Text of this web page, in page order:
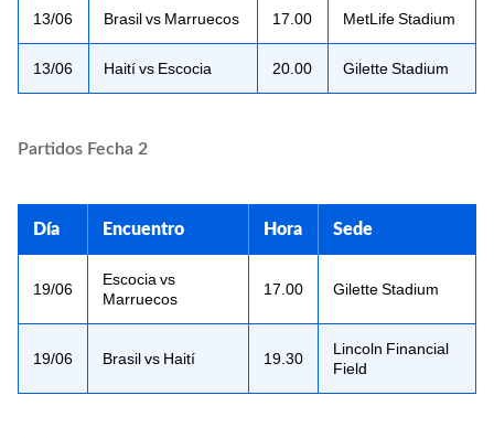
13/06 Brasil vs Marruecos 17.00 MetLife Stadium
13/06 Haití vs Escocia 20.00 Gilette Stadium
Partidos Fecha 2
Día Encuentro Hora Sede
19/06
Escocia vs
Marruecos
17.00 Gilette Stadium
19/06 Brasil vs Haití 19.30
Lincoln Financial
Field